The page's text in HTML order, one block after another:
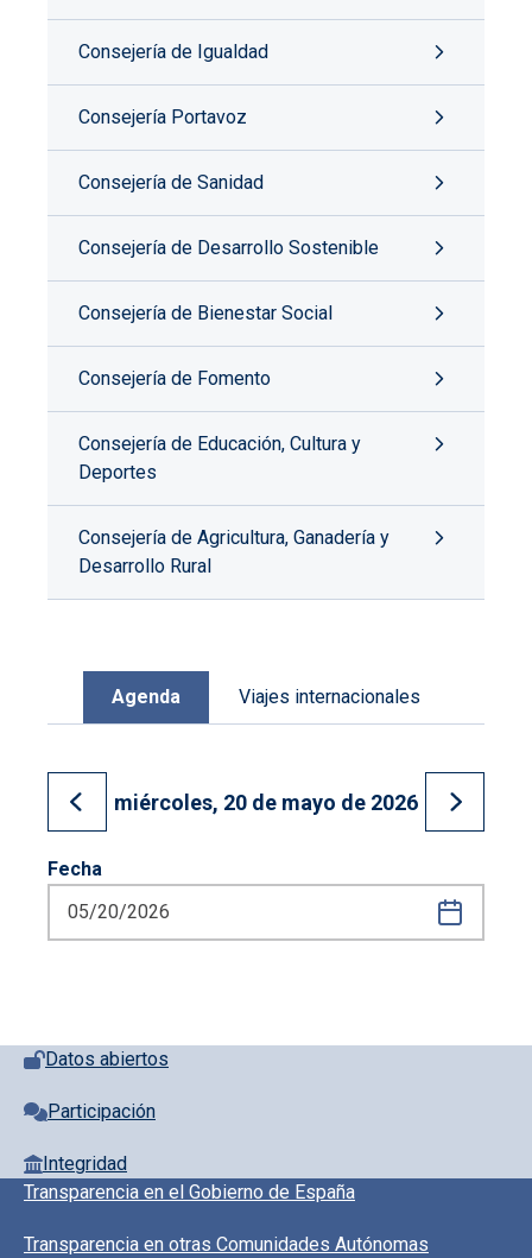
Consejería de Igualdad
Consejería Portavoz
Consejería de Sanidad
Consejería de Desarrollo Sostenible
Consejería de Bienestar Social
Consejería de Fomento
Consejería de Educación, Cultura y
Deportes
Consejería de Agricultura, Ganadería y
Desarrollo Rural
Agenda Viajes internacionales
Ir al día anterior
miércoles, 20 de mayo de 2026
Ir al día
Fecha
Pie de página con iconos
Datos abiertos
Participación
Integridad
Pie de pagina información
Transparencia en el Gobierno de España
Transparencia en otras Comunidades Autónomas